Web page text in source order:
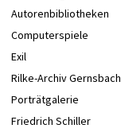
Autorenbibliotheken
Computerspiele
Exil
Rilke-Archiv Gernsbach
Porträtgalerie
Friedrich Schiller